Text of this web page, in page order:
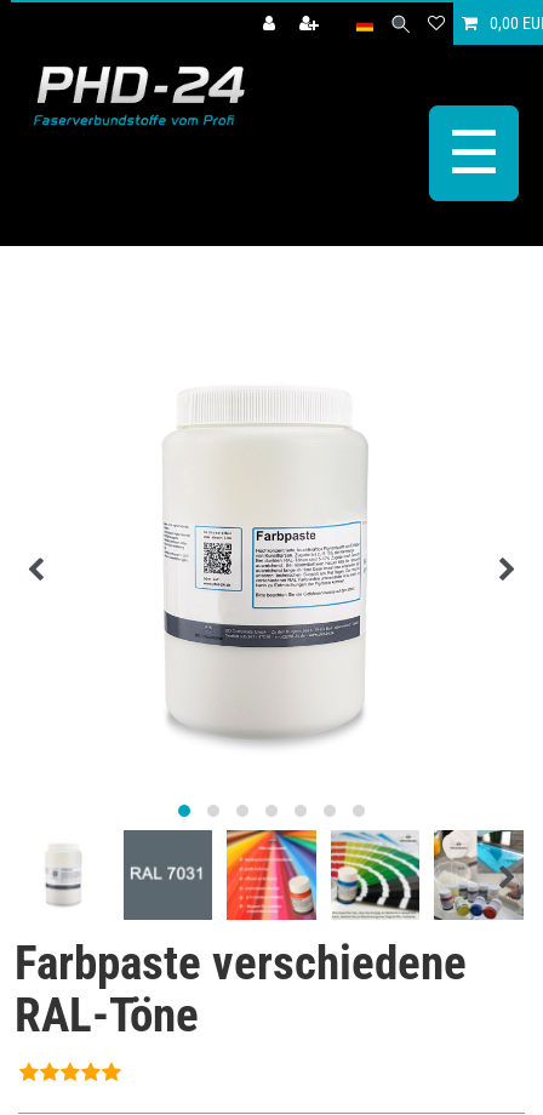
0,00
☰
Farbpaste verschiedene
RAL-Töne